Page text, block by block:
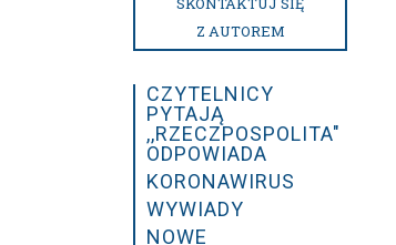
Z AUTOREM
CZYTELNICY
PYTAJĄ
,,RZECZPOSPOLITA"
ODPOWIADA
KORONAWIRUS
WYWIADY
NOWE